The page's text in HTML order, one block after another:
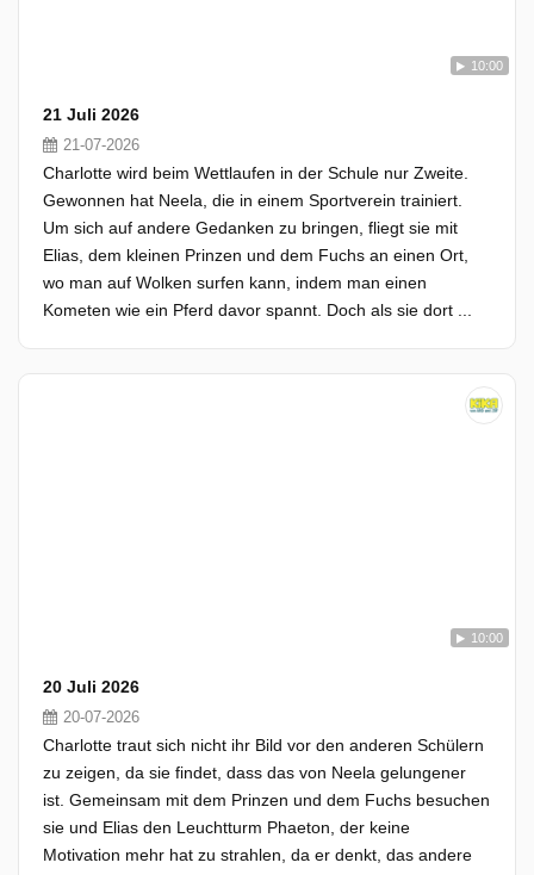
10:00
21 Juli 2026
21-07-2026
Charlotte wird beim Wettlaufen in der Schule nur Zweite.
Gewonnen hat Neela, die in einem Sportverein trainiert.
Um sich auf andere Gedanken zu bringen, fliegt sie mit
Elias, dem kleinen Prinzen und dem Fuchs an einen Ort,
wo man auf Wolken surfen kann, indem man einen
Kometen wie ein Pferd davor spannt. Doch als sie dort ...
10:00
20 Juli 2026
20-07-2026
Charlotte traut sich nicht ihr Bild vor den anderen Schülern
zu zeigen, da sie findet, dass das von Neela gelungener
ist. Gemeinsam mit dem Prinzen und dem Fuchs besuchen
sie und Elias den Leuchtturm Phaeton, der keine
Motivation mehr hat zu strahlen, da er denkt, das andere